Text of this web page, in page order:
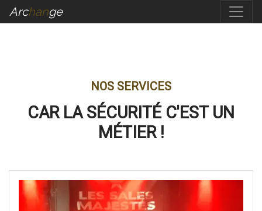
ArcHanGe
NOS SERVICES
CAR LA SÉCURITÉ C'EST UN
MÉTIER !